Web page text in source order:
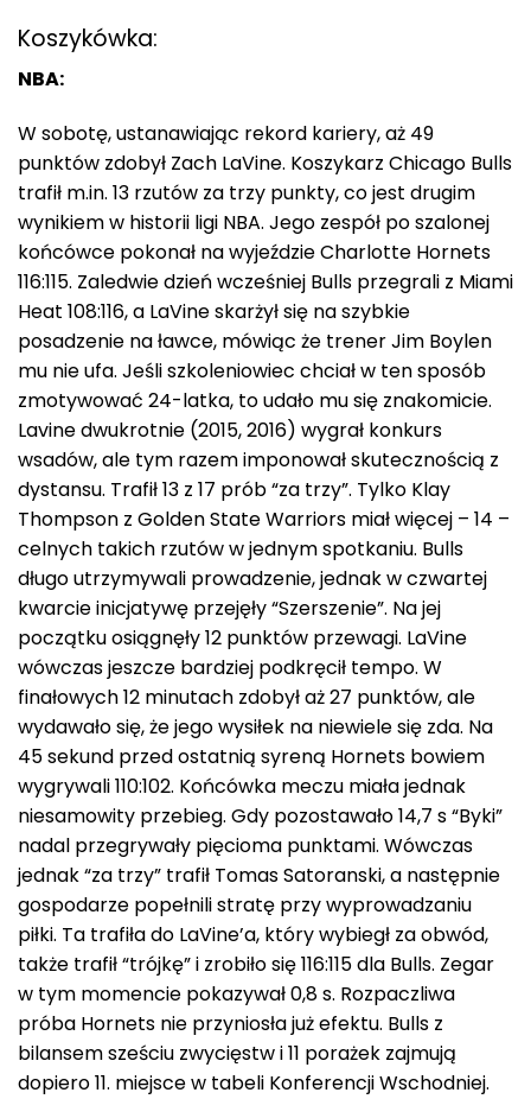
Koszykówka:
NBA:
W sobotę, ustanawiając rekord kariery, aż 49
punktów zdobył Zach LaVine. Koszykarz Chicago Bulls
trafił m.in. 13 rzutów za trzy punkty, co jest drugim
wynikiem w historii ligi NBA. Jego zespół po szalonej
końcówce pokonał na wyjeździe Charlotte Hornets
116:115. Zaledwie dzień wcześniej Bulls przegrali z Miami
Heat 108:116, a LaVine skarżył się na szybkie
posadzenie na ławce, mówiąc że trener Jim Boylen
mu nie ufa. Jeśli szkoleniowiec chciał w ten sposób
zmotywować 24-latka, to udało mu się znakomicie.
Lavine dwukrotnie (2015, 2016) wygrał konkurs
wsadów, ale tym razem imponował skutecznością z
dystansu. Trafił 13 z 17 prób “za trzy”. Tylko Klay
Thompson z Golden State Warriors miał więcej – 14 –
celnych takich rzutów w jednym spotkaniu. Bulls
długo utrzymywali prowadzenie, jednak w czwartej
kwarcie inicjatywę przejęły “Szerszenie”. Na jej
początku osiągnęły 12 punktów przewagi. LaVine
wówczas jeszcze bardziej podkręcił tempo. W
finałowych 12 minutach zdobył aż 27 punktów, ale
wydawało się, że jego wysiłek na niewiele się zda. Na
45 sekund przed ostatnią syreną Hornets bowiem
wygrywali 110:102. Końcówka meczu miała jednak
niesamowity przebieg. Gdy pozostawało 14,7 s “Byki”
nadal przegrywały pięcioma punktami. Wówczas
jednak “za trzy” trafił Tomas Satoranski, a następnie
gospodarze popełnili stratę przy wyprowadzaniu
piłki. Ta trafiła do LaVine’a, który wybiegł za obwód,
także trafił “trójkę” i zrobiło się 116:115 dla Bulls. Zegar
w tym momencie pokazywał 0,8 s. Rozpaczliwa
próba Hornets nie przyniosła już efektu. Bulls z
bilansem sześciu zwycięstw i 11 porażek zajmują
dopiero 11. miejsce w tabeli Konferencji Wschodniej.